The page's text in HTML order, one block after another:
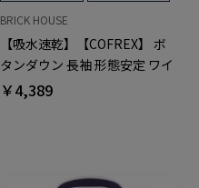
BRICK HOUSE
【吸水速乾】【COFREX】 ボ
タンダウン 長袖 形態安定 ワイ
シャツ
￥4,389